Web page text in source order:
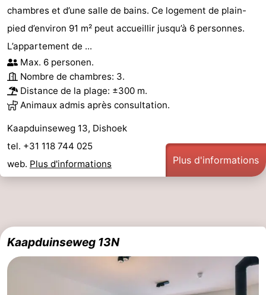
chambres et d’une salle de bains. Ce logement de plain-
pied d’environ 91 m² peut accueillir jusqu’à 6 personnes.
L’appartement de ...
Max. 6 personen.
Nombre de chambres: 3.
Distance de la plage: ±300 m.
Animaux admis après consultation.
Kaapduinseweg 13, Dishoek
tel. +31 118 744 025
web. Plus d'informations Plus d'informations
Kaapduinseweg 13N